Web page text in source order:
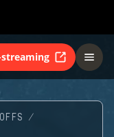
streaming